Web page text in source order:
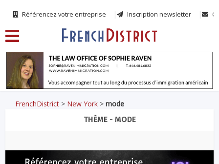
Référencez votre entreprise Inscription newsletter
FrenchDistrict > New York >mode
THÈME - MODE